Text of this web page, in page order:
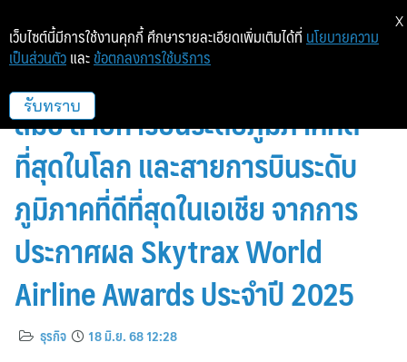
บางกอกแอร์เวย์ส คว้าแชมป์ 9
สมัย สายการบินระดับภูมิภาคที่ดี
ที่สุดในโลก และสายการบินระดับ
ภูมิภาคที่ดีที่สุดในเอเชีย จากการ
ประกาศผล Skytrax World
Airline Awards ประจำปี 2025
ธุรกิจ 18 มิ.ย. 68 12:28
เว็บไซต์นี้มีการใช้งานคุกกี้ ศึกษารายละเอียดเพิ่มเติมได้ที่ นโยบายความ
เป็นส่วนตัว และ ข้อตกลงการใช้บริการ
รับทราบ
X